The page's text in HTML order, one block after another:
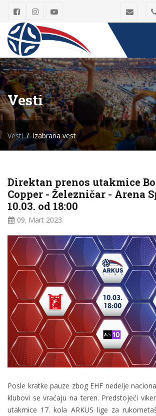
Vesti
Vesti Izabrana vest
Direktan prenos utakmice
Copper - Železničar - Arena
10.03. od 18:00
09. Mart 2023.
Posle kratke pauze zbog EHF nedelje
klubovi se vraćaju na teren. Predstojeći
utakmice 17. kola ARKUS lige za